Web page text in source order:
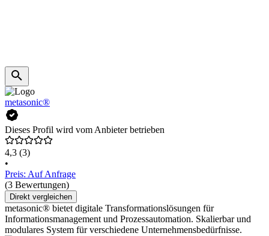
metasonic®
Dieses Profil wird vom Anbieter betrieben
4,3 (3)
•
Preis: Auf Anfrage
(3 Bewertungen)
Direkt vergleichen
metasonic® bietet digitale Transformationslösungen für
Informationsmanagement und Prozessautomation. Skalierbar und
modulares System für verschiedene Unternehmensbedürfnisse.